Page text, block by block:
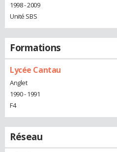
1998 - 2009
Unité SBS
Formations
Lycée Cantau
Anglet
1990 - 1991
F4
Réseau